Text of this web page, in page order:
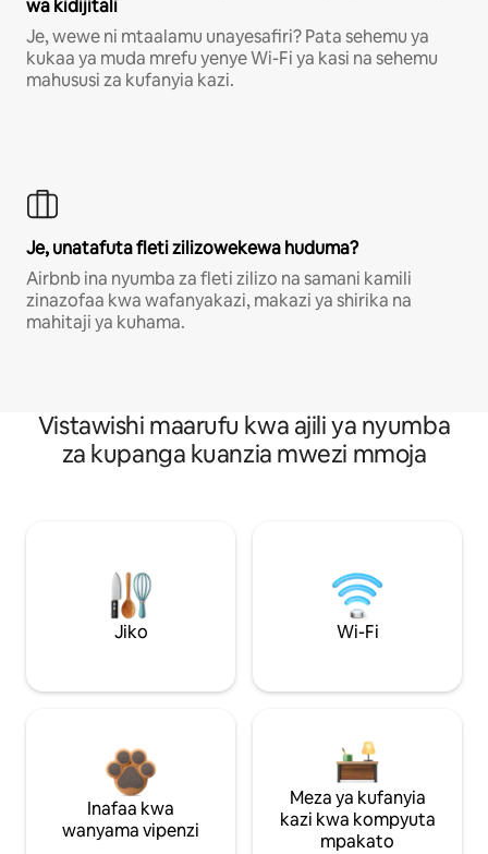
wa kidijitali
Je, wewe ni mtaalamu unayesafiri? Pata sehemu ya
kukaa ya muda mrefu yenye Wi-Fi ya kasi na sehemu
mahususi za kufanyia kazi.
Je, unatafuta fleti zilizowekewa huduma?
Airbnb ina nyumba za fleti zilizo na samani kamili
zinazofaa kwa wafanyakazi, makazi ya shirika na
mahitaji ya kuhama.
Vistawishi maarufu kwa ajili ya nyumba
za kupanga kuanzia mwezi mmoja
Jiko Wi-Fi
Inafaa kwa
wanyama vipenzi
Meza ya kufanyia
kazi kwa kompyuta
mpakato